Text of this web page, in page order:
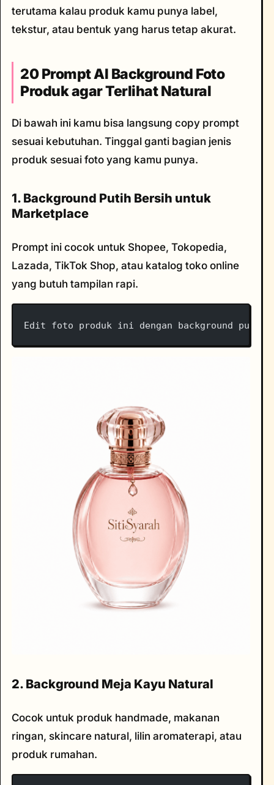
terutama kalau produk kamu punya label,
tekstur, atau bentuk yang harus tetap akurat.
20 Prompt AI Background Foto
Produk agar Terlihat Natural
Di bawah ini kamu bisa langsung copy prompt
sesuai kebutuhan. Tinggal ganti bagian jenis
produk sesuai foto yang kamu punya.
1. Background Putih Bersih untuk
Marketplace
Prompt ini cocok untuk Shopee, Tokopedia,
Lazada, TikTok Shop, atau katalog toko online
yang butuh tampilan rapi.
Edit foto produk ini dengan background
2. Background Meja Kayu Natural
Cocok untuk produk handmade, makanan
ringan, skincare natural, lilin aromaterapi, atau
produk rumahan.